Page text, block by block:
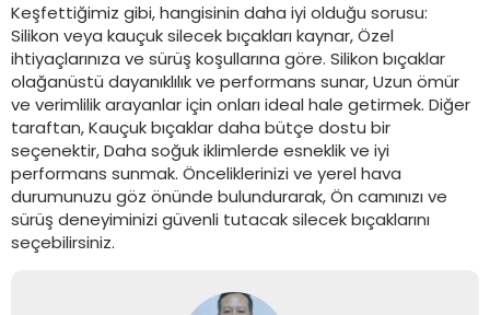
Keşfettiğimiz gibi, hangisinin daha iyi olduğu sorusu:
Silikon veya kauçuk silecek bıçakları kaynar, Özel
ihtiyaçlarınıza ve sürüş koşullarına göre. Silikon bıçaklar
olağanüstü dayanıklılık ve performans sunar, Uzun ömür
ve verimlilik arayanlar için onları ideal hale getirmek. Diğer
taraftan, Kauçuk bıçaklar daha bütçe dostu bir
seçenektir, Daha soğuk iklimlerde esneklik ve iyi
performans sunmak. Önceliklerinizi ve yerel hava
durumunuzu göz önünde bulundurarak, Ön camınızı ve
sürüş deneyiminizi güvenli tutacak silecek bıçaklarını
seçebilirsiniz.